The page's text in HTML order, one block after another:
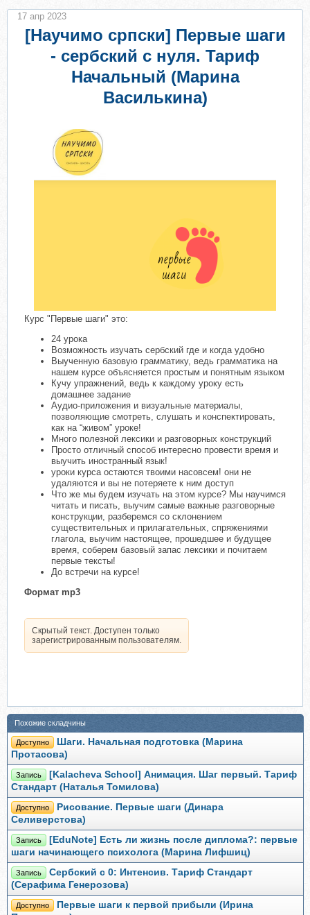
[Научимо српски] Первые шаги
- сербский с нуля. Тариф
Начальный (Марина
Василькина)
Курс "Первые шаги" это:
24 урока
Возможность изучать сербский где и когда удобно
Выученную базовую грамматику, ведь грамматика на
нашем курсе объясняется простым и понятным языком
Кучу упражнений, ведь к каждому уроку есть
домашнее задание
Аудио-приложения и визуальные материалы,
позволяющие смотреть, слушать и конспектировать,
как на “живом” уроке!
Много полезной лексики и разговорных конструкций
Просто отличный способ интересно провести время и
выучить иностранный язык!
уроки курса остаются твоими насовсем! они не
удаляются и вы не потеряете к ним доступ
Что же мы будем изучать на этом курсе? Мы научимся
читать и писать, выучим самые важные разговорные
конструкции, разберемся со склонением
существительных и прилагательных, спряжениями
глагола, выучим настоящее, прошедшее и будущее
время, соберем базовый запас лексики и почитаем
первые тексты!
До встречи на курсе!
Формат mp3
Скрытый текст. Доступен только
зарегистрированным пользователям.
17 апр 2023
Похожие складчины
Доступно
Шаги. Начальная подготовка (Марина
Протасова)
Запись
[Kalacheva School] Анимация. Шаг первый. Тариф
Стандарт (Наталья Томилова)
Доступно
Рисование. Первые шаги (Динара
Селиверстова)
Запись
[EduNote] Есть ли жизнь после диплома?: первые
шаги начинающего психолога (Марина Лифшиц)
Запись
Сербский c 0: Интенсив. Тариф Стандарт
(Серафима Генерозова)
Доступно
Первые шаги к первой прибыли (Ирина